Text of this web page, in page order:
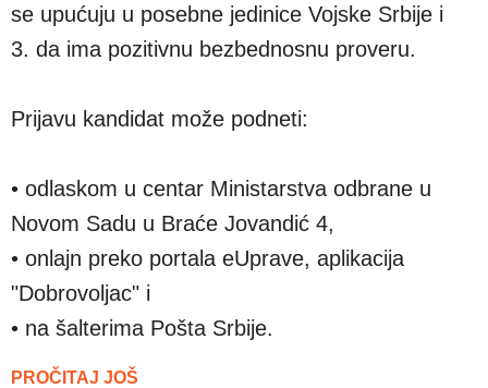
se upućuju u posebne jedinice Vojske Srbije i
3. da ima pozitivnu bezbednosnu proveru.
Prijavu kandidat može podneti:
• odlaskom u centar Ministarstva odbrane u
Novom Sadu u Braće Jovandić 4,
• onlajn preko portala eUprave, aplikacija
"Dobrovoljac" i
• na šalterima Pošta Srbije.
PROČITAJ JOŠ